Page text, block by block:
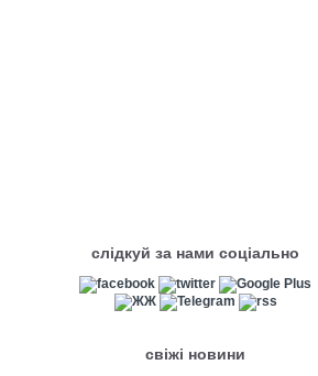
слідкуй за нами соціально
свіжі новини